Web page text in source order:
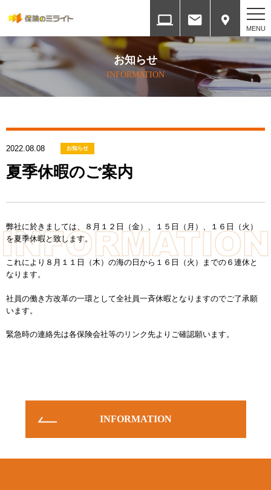
ホーム
HOME
提携ネットワーク
ALLIANCE NETWORK
INFORMATION
お知らせ
INFORMATION
2022.08.08 お知らせ
夏季休暇のご案内
弊社に於きましては、８月１２日（金）、１５日（月）、１６日（火）
を夏季休暇と致します。
これにより８月１１日（木）の海の日から１６日（火）までの６連休と
なります。
社員の働き方改革の一環として全社員一斉休暇となりますのでご了承願
います。
緊急時の連絡先は各保険会社等のリンク先よりご確認願います。
INFORMATION